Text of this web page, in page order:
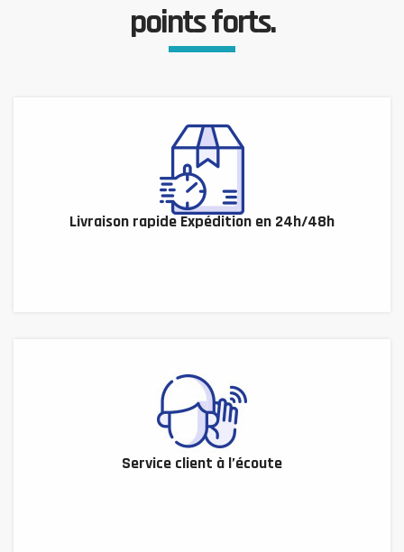
points forts.
Livraison rapide Expédition en 24h/48h
Service client à l’écoute